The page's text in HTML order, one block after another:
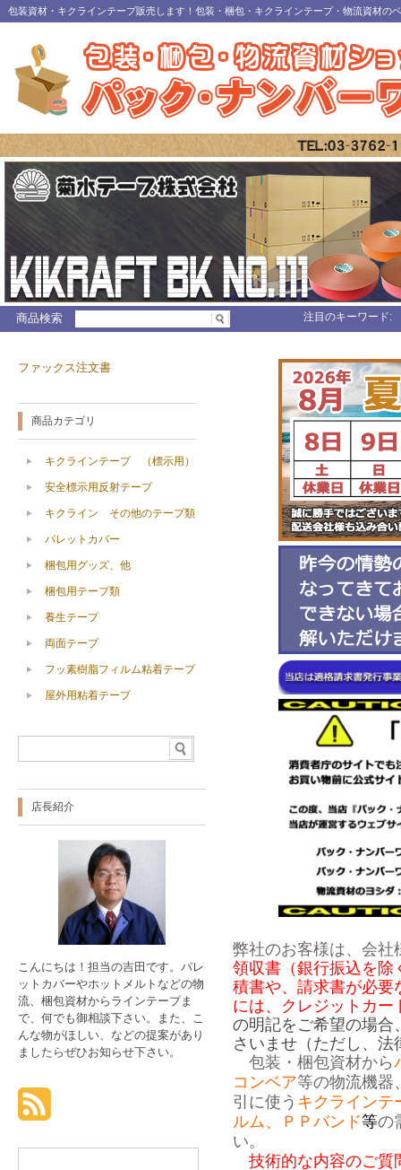
包装資材・キクラインテープ販売します！包装・梱包・キクラインテープ・物流資材の
商品検索 注目のキーワード:
弊社のお客様は、会社
領収書（銀行振込を除
積書や、請求書が必要
には、クレジットカ
の明記をご希望の場合
さいませ（ただし、
包装・梱包資材から
コンベア等の物流機器
引に使う キクラインテ
ルム、ＰＰバンド等の
い。
技術的な内容のご質
ファックス注文書
商品カテゴリ
キクラインテープ （標示用）
安全標示用反射テープ
キクライン その他のテープ類
パレットカバー
梱包用グッズ、他
梱包用テープ類
養生テープ
両面テープ
フッ素樹脂フィルム粘着テープ
屋外用粘着テープ
店長紹介
こんにちは！担当の吉田です。パレ
ットカバーやホットメルトなどの物
流、梱包資材からラインテープま
で、何でも御相談下さい。また、こ
んな物がほしい、などの提案があり
ましたらぜひお知らせ下さい。